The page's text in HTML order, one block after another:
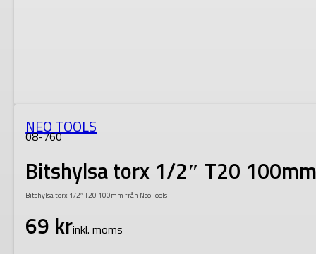
NEO TOOLS
08-760
Bitshylsa torx 1/2″ T20
Bitshylsa torx 1/2″ T20 100mm från Neo Tools
69 krinkl. moms